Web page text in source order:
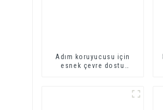
Adım koruyucusu için
esnek çevre dostu